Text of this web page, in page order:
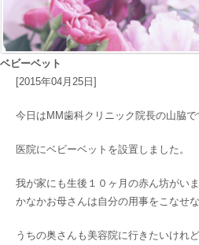
ベビーベット
[2015年04月25日]
今日はMM歯科クリニック院長の山脇で
医院にベビーベットを設置しました。
我が家にも生後１０ヶ月の赤ん坊がい
かなかお母さんは自分の用事をこなせ
うちの奥さんも美容院に行きたいけれ